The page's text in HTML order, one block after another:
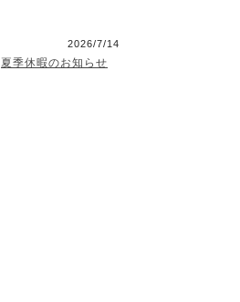
2026/7/14
夏季休暇のお知らせ